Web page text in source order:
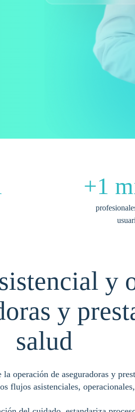
+1
y
y
salud
operación de aseguradoras y
flujos asistenciales,